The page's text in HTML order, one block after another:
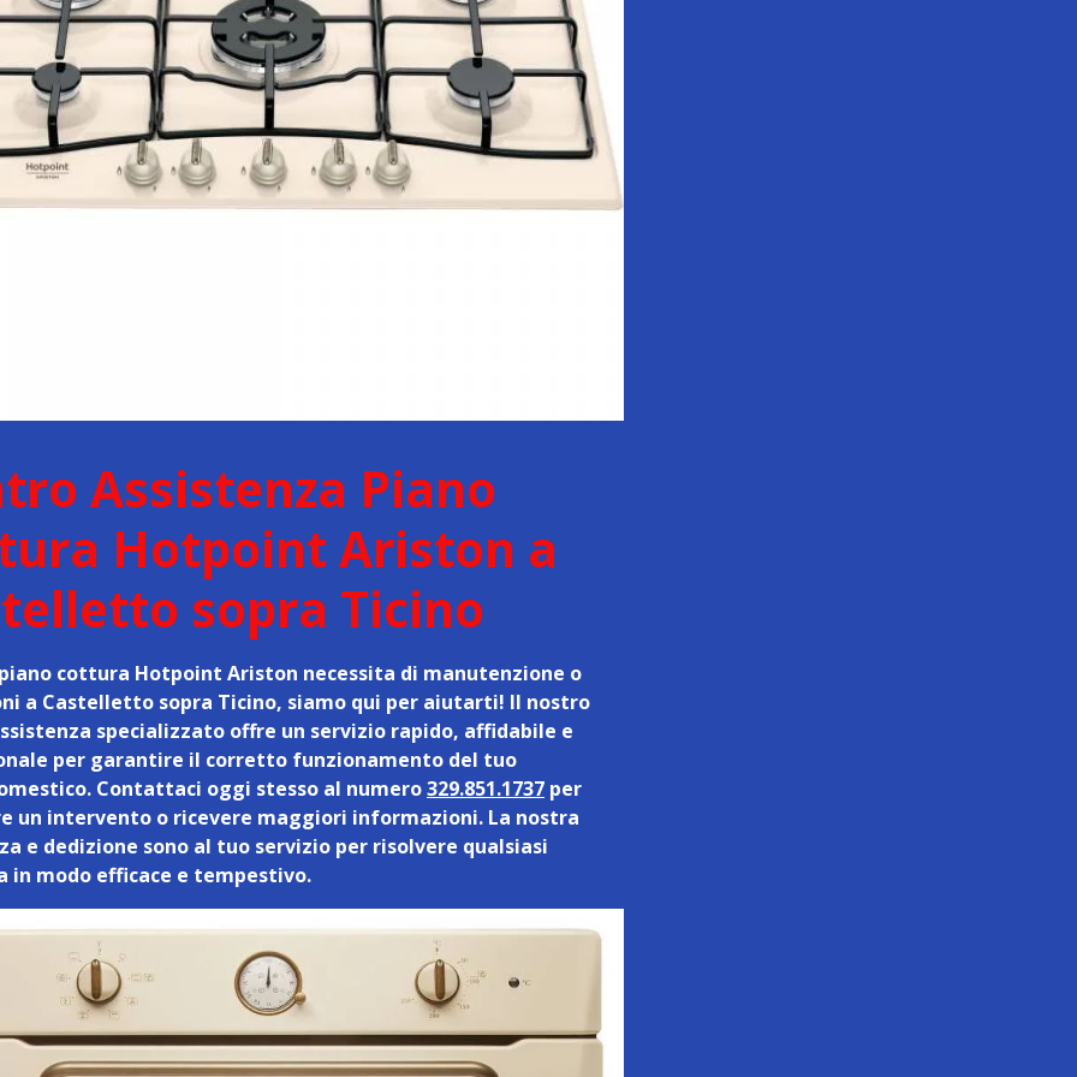
Assistenza Piano
Hotpoint Ariston a
sopra Ticino
cottura Hotpoint Ariston necessita di manutenzione o
a Castelletto sopra Ticino, siamo qui per aiutarti! Il nostro
specializzato offre un servizio rapido, affidabile e
per garantire il corretto funzionamento del tuo
Contattaci oggi stesso al numero329.851.1737 per
un intervento o ricevere maggiori informazioni. La nostra
e dedizione sono al tuo servizio per risolvere qualsiasi
in modo efficace e tempestivo.